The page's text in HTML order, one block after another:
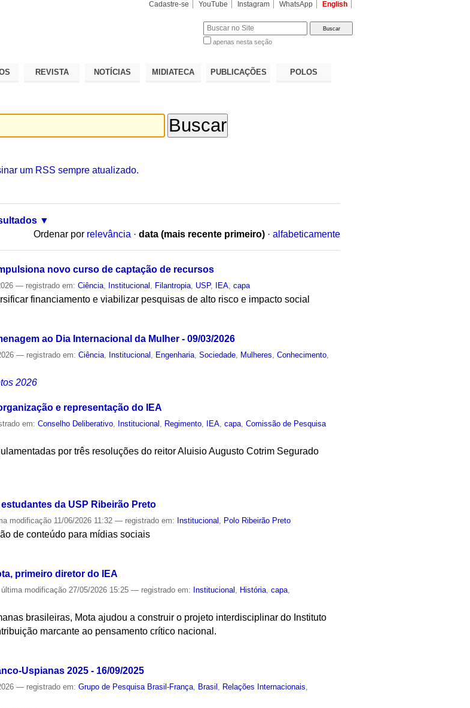
Cadastre-se YouTube Instagram WhatsApp English
apenas nesta seção
REVISTA NOTÍCIAS MIDIATECA PUBLICAÇÕES POLOS
um RSS sempre atualizado.
Ordenar por relevância · data (mais recente primeiro) · alfabeticamente
novo curso de captação de recursos
— registrado em:Ciência Institucional Filantropia USP, IEA ,capa
financiamento e viabilizar pesquisas de alto risco e impacto social
ao Dia Internacional da Mulher - 09/03/2026
— registrado em:Ciência Institucional Engenharia ,Sociedade Mulheres ,Conhecimento
2026
e representação do IEA
em:Conselho Deliberativo, Institucional , Regimento, IEA,capa,Comissão de Pesquisa
por três resoluções do reitor Aluisio Augusto Cotrim Segurado
da USP Ribeirão Preto
modificação 11/06/2026 11:32— registrado em: Institucional , Polo Ribeirão Preto
de conteúdo para mídias sociais
primeiro diretor do IEA
última modificação 27/05/2026 15:25— registrado em: Institucional História ,capa
brasileiras, Mota ajudou a construir o projeto interdisciplinar do Instituto
marcante ao pensamento crítico nacional.
Uspianas 2025 - 16/09/2025
— registrado em:Grupo de Pesquisa Brasil-França Brasil Relações Internacionais